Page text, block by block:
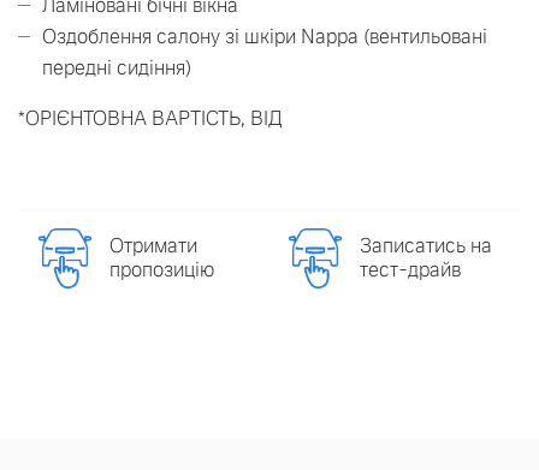
Ламіновані бічні вікна
Оздоблення салону зі шкіри Nappa (вентильовані
передні сидіння)
*ОРІЄНТОВНА ВАРТІСТЬ, ВІД
Отримати
пропозицію
Записатись на
тест-драйв